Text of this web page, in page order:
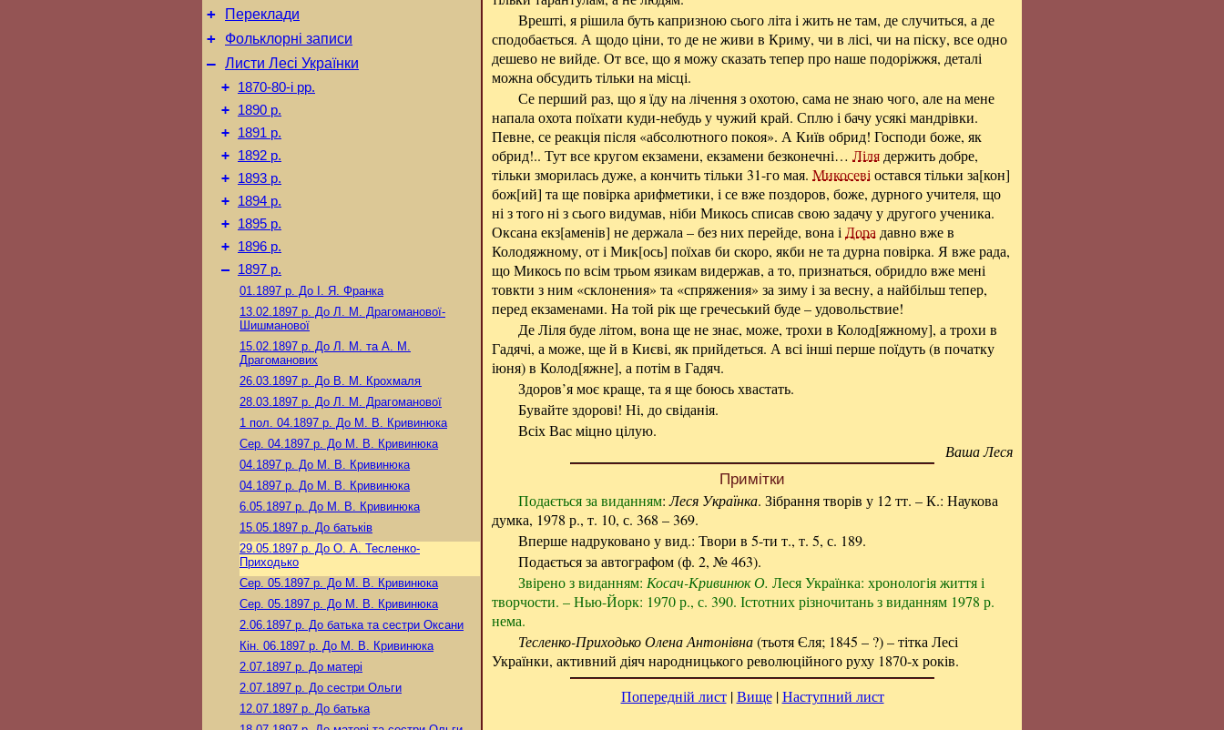
+ Переклади
+ Фольклорні записи
– Листи Лесі Українки
+
1870-80-і рр.
+ 1890 р.
+ 1891 р.
+ 1892 р.
+ 1893 р.
+ 1894 р.
+ 1895 р.
+ 1896 р.
– 1897 р.
01.1897 р. До І. Я. Франка
13.02.1897 р. До Л. М. Драгоманової-
Шишманової
15.02.1897 р. До Л. М. та А. М.
Драгоманових
26.03.1897 р. До В. М. Крохмаля
28.03.1897 р. До Л. М. Драгоманової
1 пол. 04.1897 р. До М. В. Кривинюка
Сер. 04.1897 р. До М. В. Кривинюка
04.1897 р. До М. В. Кривинюка
04.1897 р. До М. В. Кривинюка
6.05.1897 р. До М. В. Кривинюка
15.05.1897 р. До батьків
29.05.1897 р. До О. А. Тесленко-
Приходько
Сер. 05.1897 р. До М. В. Кривинюка
Сер. 05.1897 р. До М. В. Кривинюка
2.06.1897 р. До батька та сестри Оксани
Кін. 06.1897 р. До М. В. Кривинюка
2.07.1897 р. До матері
2.07.1897 р. До сестри Ольги
12.07.1897 р. До батька
Врешті, я рішила буть капризною сього літа і жить не там, де случиться, а де
сподобається. А щодо ціни, то де не живи в Криму, чи в лісі, чи на піску, все одно
дешево не вийде. От все, що я можу сказать тепер про наше подоріжжя, деталі
можна обсудить тільки на місці.
Се перший раз, що я їду на лічення з охотою, сама не знаю чого, але на мене
напала охота поїхати куди-небудь у чужий край. Сплю і бачу усякі мандрівки.
Певне, се реакція після «абсолютного покоя». А Київ обрид! Господи боже, як
обрид!.. Тут все кругом екзамени, екзамени безконечні… Ліля держить добре,
тільки зморилась дуже, а кончить тільки 31-го мая. Микосеві остався тільки за[кон]
бож[ий] та ще повірка арифметики, і се вже поздоров, боже, дурного учителя, що
ні з того ні з сього видумав, ніби Микось списав свою задачу у другого ученика.
Оксана екз[аменів] не держала – без них перейде, вона і Дора давно вже в
Колодяжному, от і Мик[ось] поїхав би скоро, якби не та дурна повірка. Я вже рада,
що Микось по всім трьом язикам видержав, а то, признаться, обридло вже мені
товкти з ним «склонения» та «спряжения» за зиму і за весну, а найбільш тепер,
перед екзаменами. На той рік ще гречеський буде – удовольствие!
Де Ліля буде літом, вона ще не знає, може, трохи в Колод[яжному], а трохи в
Гадячі, а може, ще й в Києві, як прийдеться. А всі інші перше поїдуть (в початку
іюня) в Колод[яжне], а потім в Гадяч.
Здоров’я моє краще, та я ще боюсь хвастать.
Бувайте здорові! Ні, до свіданія.
Всіх Вас міцно цілую.
Ваша Леся
Примітки
Подається за виданням:Леся Українка. Зібрання творів у 12 тт. – К.: Наукова
думка, 1978 р., т. 10, с. 368 – 369.
Вперше надруковано у вид.: Твори в 5-ти т., т. 5, с. 189.
Подається за автографом (ф. 2, № 463).
Звірено з виданням: Косач-Кривинюк О. Леся Українка: хронологія життя і
творчости. – Нью-Йорк: 1970 р., с. 390. Істотних різночитань з виданням 1978 р.
нема.
Тесленко-Приходько Олена Антонівна(тьотя Єля; 1845 – ?) – тітка Лесі
Українки, активний діяч народницького революційного руху 1870-х років.
Попередній лист|Вище|Наступний лист